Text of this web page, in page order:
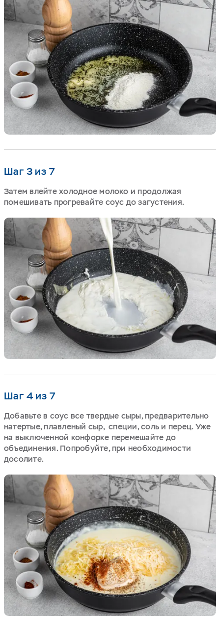
Шаг 3 из 7
Затем влейте холодное молоко и продолжая
помешивать прогревайте соус до загустения.
Шаг 4 из 7
Добавьте в соус все твердые сыры, предварительно
натертые, плавленый сыр, специи, соль и перец. Уже
на выключенной конфорке перемешайте до
объединения. Попробуйте, при необходимости
досолите.